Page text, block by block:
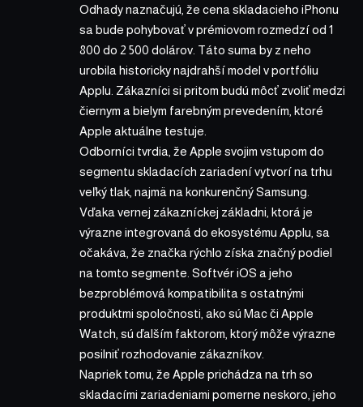
Odhady naznačujú, že cena skladacieho iPhonu
sa bude pohybovať v prémiovom rozmedzí od 1
800 do 2 500 dolárov. Táto suma by z neho
urobila historicky najdrahší model v portfóliu
Applu. Zákazníci si pritom budú môcť zvoliť medzi
čiernym a bielym farebným prevedením, ktoré
Apple aktuálne testuje.
Odborníci tvrdia, že Apple svojim vstupom do
segmentu skladacích zariadení vytvorí na trhu
veľký tlak, najmä na konkurenčný Samsung.
Vďaka vernej zákazníckej základni, ktorá je
výrazne integrovaná do ekosystému Applu, sa
očakáva, že značka rýchlo získa značný podiel
na tomto segmente. Softvér iOS a jeho
bezproblémová kompatibilita s ostatnými
produktmi spoločnosti, ako sú Mac či Apple
Watch, sú ďalším faktorom, ktorý môže výrazne
posilniť rozhodovanie zákazníkov.
Napriek tomu, že Apple prichádza na trh so
skladacími zariadeniami pomerne neskoro, jeho